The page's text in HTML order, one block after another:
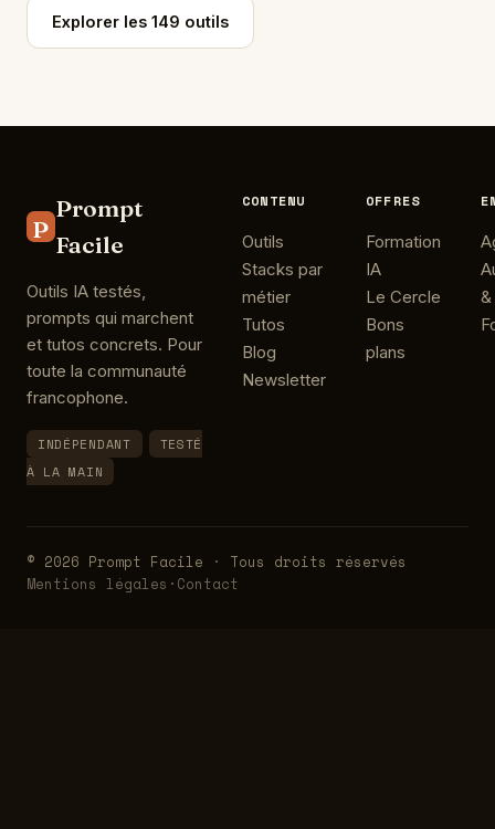
Explorer les 149 outils
P
Prompt
Facile
Outils IA testés,
prompts qui marchent
et tutos concrets. Pour
toute la communauté
francophone.
INDÉPENDANT
TESTÉ
À LA MAIN
CONTENU
Outils
Stacks par
métier
Tutos
Blog
Newsletter
OFFRES
Formation
IA
Le Cercle
Bons
plans
© 2026 Prompt Facile · Tous droits réservés
Mentions légales · Contact